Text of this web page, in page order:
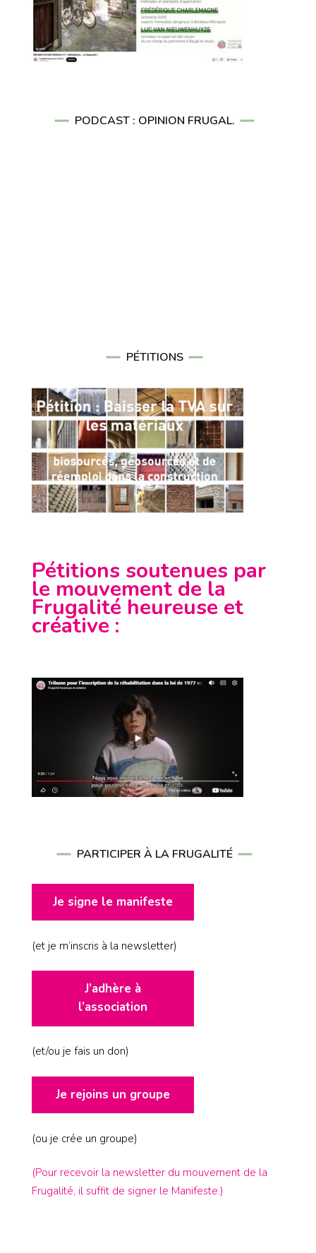
PODCAST : OPINION FRUGAL.
PÉTITIONS
Pétitions soutenues par
le mouvement de la
Frugalité heureuse et
créative :
PARTICIPER À LA FRUGALITÉ
Je signe le manifeste
(et je m’inscris à la newsletter)
J’adhère à
l’association
(et/ou je fais un don)
Je rejoins un groupe
(ou je crée un groupe)
(Pour recevoir la newsletter du mouvement de la
Frugalité, il suffit de signer le Manifeste.)